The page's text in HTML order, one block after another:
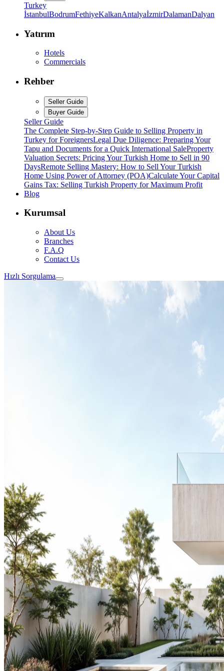
Turkey
İstanbulBodrumFethiyeKalkanAntalyaİzmirDalamanDalyan
Yatırım
Hotels
Commercials
Rehber
Seller Guide
Buyer Guide
Seller Guide
The Complete Step-by-Step Guide to Selling Property in
Turkey for ForeignersLegal Due Diligence: Preparing Your
Tapu and Documents for a Quick International SaleProperty
Valuation Secrets: Pricing Your Turkish Home to Sell in 90
DaysRemote Selling Mastery: How to Sell Your Turkish
Home Using Power of Attorney (POA)Calculate Your Capital
Gains Tax: Selling Turkish Property for Maximum Profit
Blog
Kurumsal
About Us
Branches
F.A.Q
Contact Us
Hızlı Sorgulama